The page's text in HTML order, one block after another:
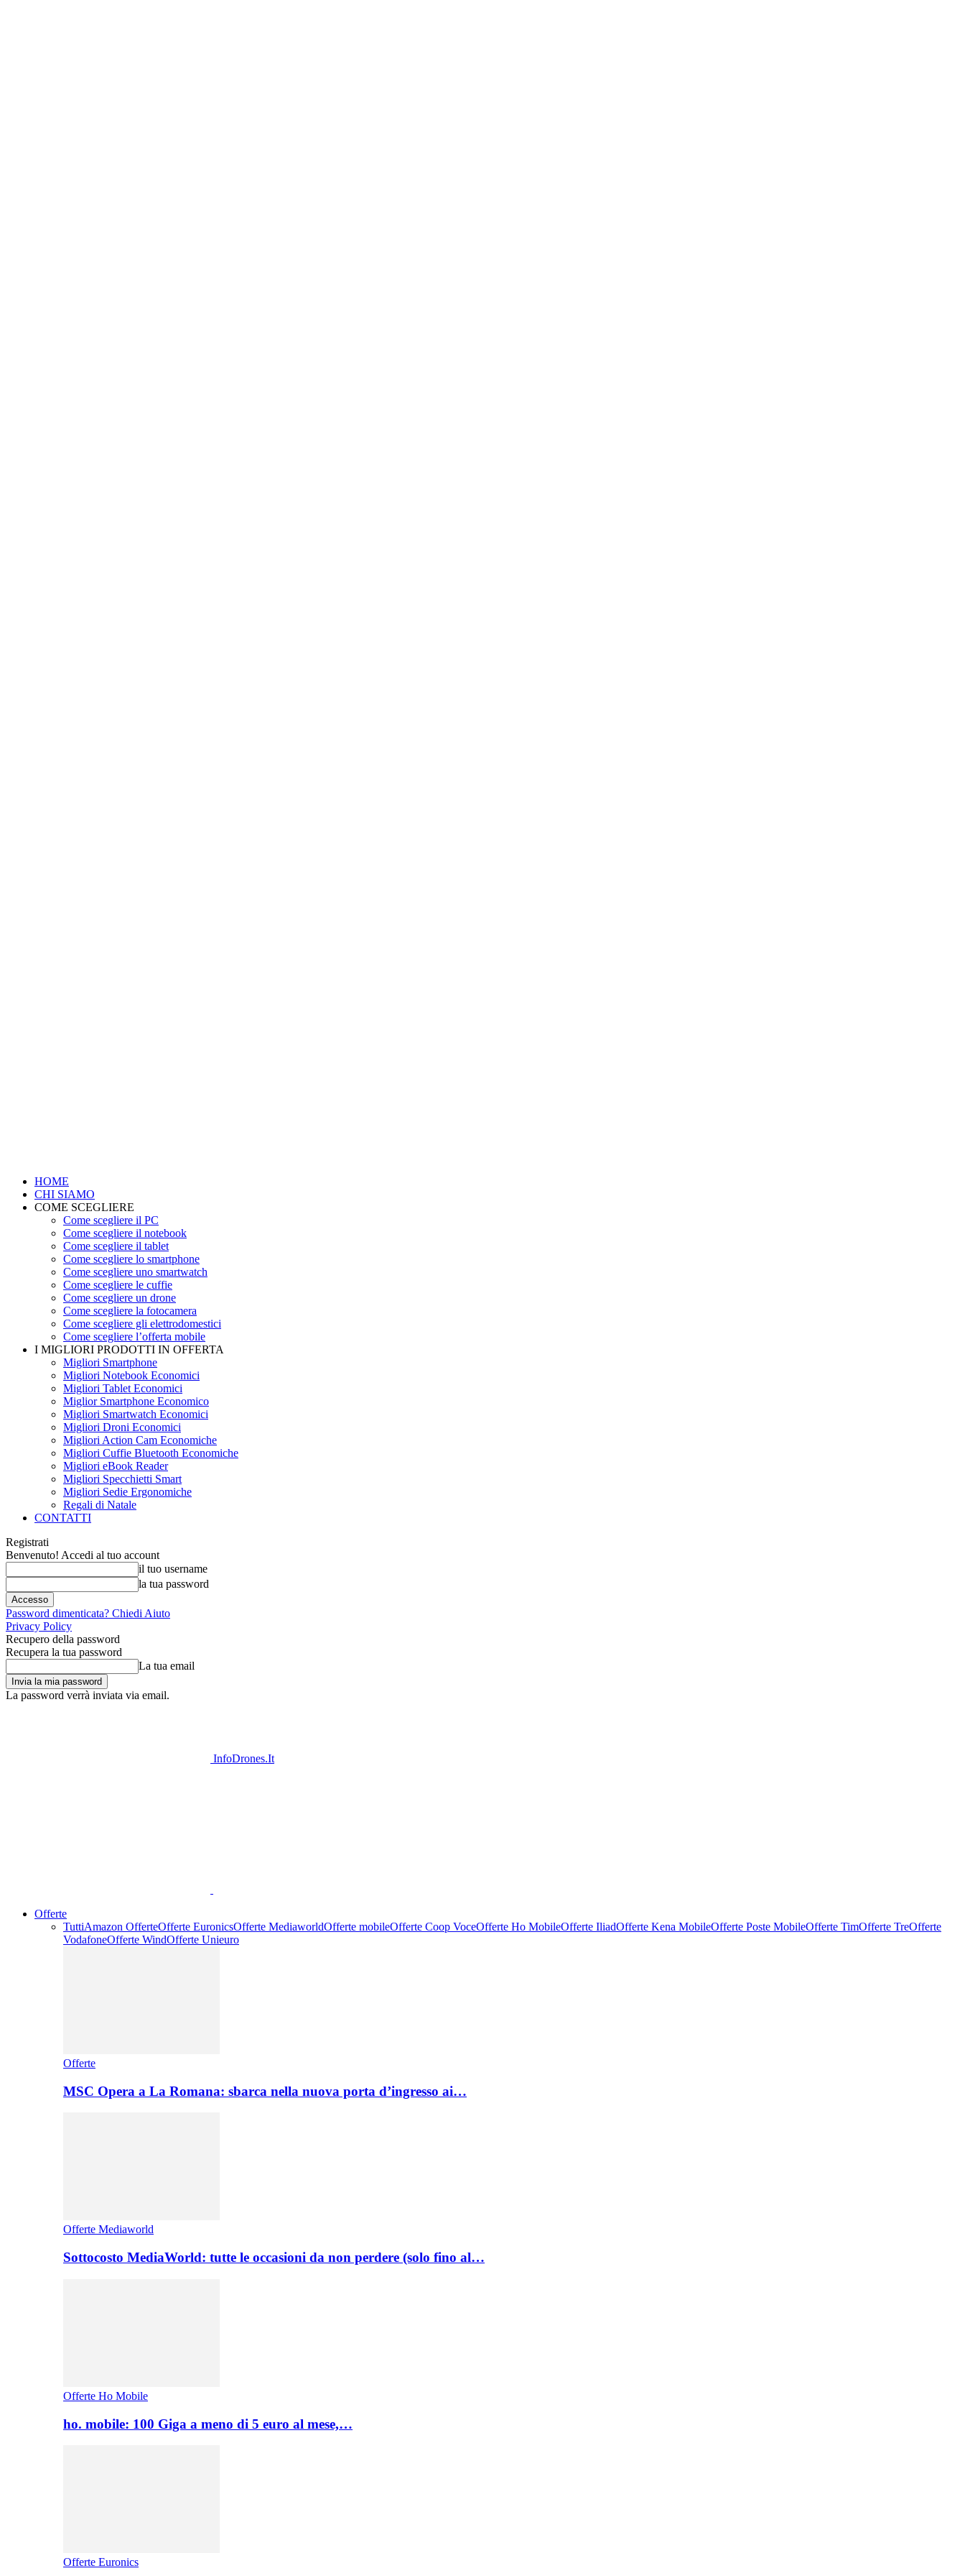
HOME
CHI SIAMO
COME SCEGLIERE
Come scegliere il PC
Come scegliere il notebook
Come scegliere il tablet
Come scegliere lo smartphone
Come scegliere uno smartwatch
Come scegliere le cuffie
Come scegliere un drone
Come scegliere la fotocamera
Come scegliere gli elettrodomestici
Come scegliere l’offerta mobile
I MIGLIORI PRODOTTI IN OFFERTA
Migliori Smartphone
Migliori Notebook Economici
Migliori Tablet Economici
Miglior Smartphone Economico
Migliori Smartwatch Economici
Migliori Droni Economici
Migliori Action Cam Economiche
Migliori Cuffie Bluetooth Economiche
Migliori eBook Reader
Migliori Specchietti Smart
Migliori Sedie Ergonomiche
Regali di Natale
CONTATTI
Registrati
Benvenuto! Accedi al tuo account
il tuo username
la tua password
Password dimenticata? Chiedi Aiuto
Privacy Policy
Recupero della password
Recupera la tua password
La tua email
La password verrà inviata via email.
InfoDrones.It
Offerte
TuttiAmazon OfferteOfferte EuronicsOfferte MediaworldOfferte mobileOfferte Coop VoceOfferte Ho MobileOfferte IliadOfferte Kena MobileOfferte Poste MobileOfferte TimOfferte TreOfferte
VodafoneOfferte WindOfferte Unieuro
Offerte
MSC Opera a La Romana: sbarca nella nuova porta d’ingresso ai…
Offerte Mediaworld
Sottocosto MediaWorld: tutte le occasioni da non perdere (solo fino al…
Offerte Ho Mobile
ho. mobile: 100 Giga a meno di 5 euro al mese,…
Offerte Euronics